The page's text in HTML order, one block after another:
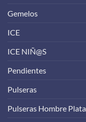
Gemelos
ICE
ICE NIÑ@S
Pendientes
Pulseras
Pulseras Hombre Plata